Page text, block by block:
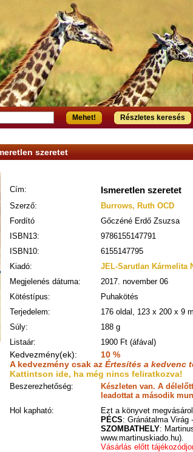
Mehet! Részletes keresés
szeretet
Cím: Ismeretlen szeretet
Szerző:
Burrows, Ruth OCD
Fordító
Gőczéné Erdő Zsuzsa
ISBN13:
9786155147791
ISBN10:
6155147795
Kiadó:
JEL-Sarutlan Kármelita
Megjelenés dátuma:
2017. november 06
Kötéstípus:
Puhakötés
Terjedelem:
176 oldal, 123 x 200 x 9
Súly:
188 g
Listaár:
1900 Ft (áfával)
Kedvezmény(ek):
10 %
A kedvezmény csak az Értesítés a kedvenc
Kattintson ide, ha még nincs feliratkozva!
Beszerezhetőség:
Készleten van. A
leadottat a második
Hol kapható:
Ezt a könyvet
PÉCS: Gránátalma Virág
SZOMBATHELY:
www.martinuskiado.hu).
Vásárlás előtt